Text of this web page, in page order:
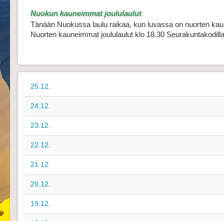
Nuokun kauneimmat joululaulut
Tänään Nuokussa laulu raikaa, kun luvassa on nuorten
Nuorten kauneimmat joululaulut klo 18.30 Seurakuntakodilla
25.12.
24.12.
23.12.
22.12.
21.12.
20.12.
19.12.